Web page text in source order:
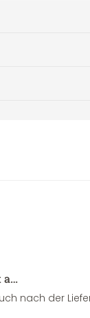
a…
nach der